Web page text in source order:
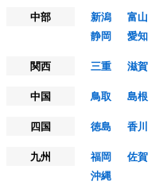
中部
新潟 富山
静岡
愛知
関西
三重 滋賀
中国
鳥取 島根
四国
徳島 香川
九州
福岡 佐賀
沖縄